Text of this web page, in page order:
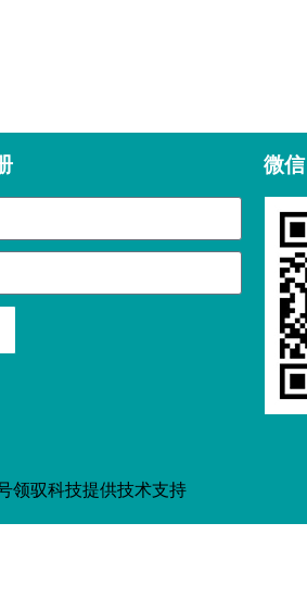
微信
领驭科技提供技术支持